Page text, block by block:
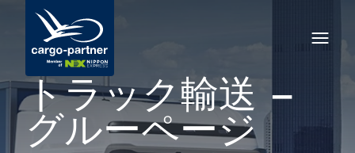
トラック輸送 –
グルーページ